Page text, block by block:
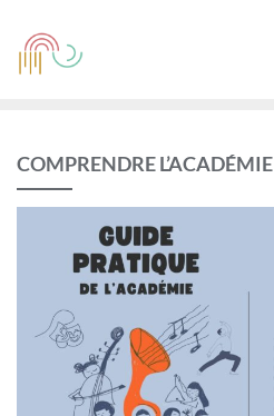
COMPRENDRE L’ACADÉMIE